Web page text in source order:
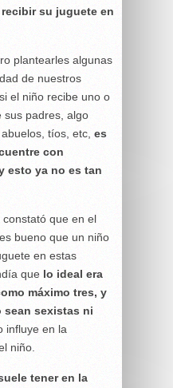
su juguete en
plantearles algunas
de nuestros
el niño recibe uno o
sus padres, algo
tíos, etc, es
con
esto ya no es tan
que en el
bueno que un niño
en estas
que lo ideal era
máximo tres, y
sean sexistas ni
influye en la
niño.
tener en la